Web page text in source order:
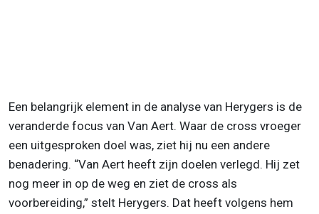
Een belangrijk element in de analyse van Herygers is de
veranderde focus van Van Aert. Waar de cross vroeger
een uitgesproken doel was, ziet hij nu een andere
benadering. “Van Aert heeft zijn doelen verlegd. Hij zet
nog meer in op de weg en ziet de cross als
voorbereiding,” stelt Herygers. Dat heeft volgens hem